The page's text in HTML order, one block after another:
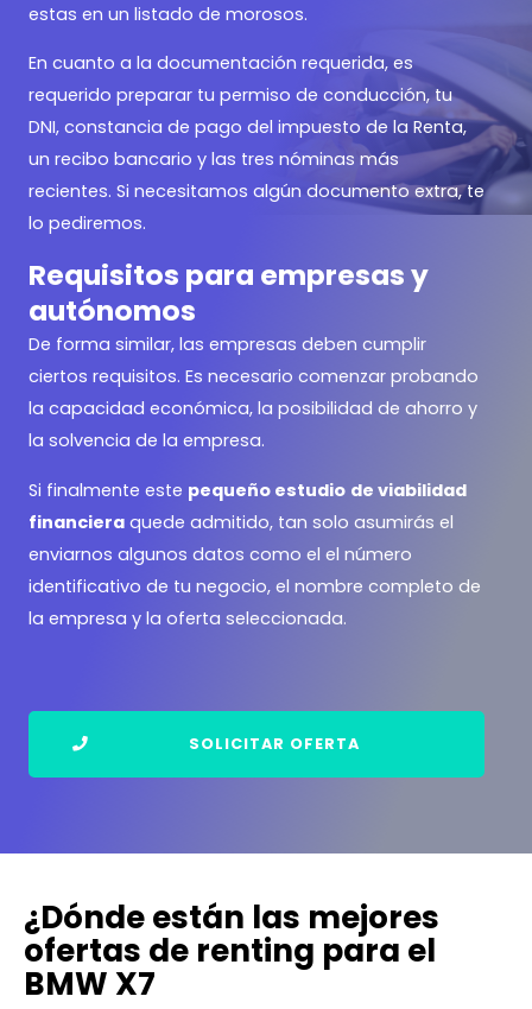
estas en un listado de morosos.
En cuanto a la documentación requerida, es
requerido preparar tu permiso de conducción, tu
DNI, constancia de pago del impuesto de la Renta,
un recibo bancario y las tres nóminas más
recientes. Si necesitamos algún documento extra, te
lo pediremos.
Requisitos para empresas y
autónomos
De forma similar, las empresas deben cumplir
ciertos requisitos. Es necesario comenzar probando
la capacidad económica, la posibilidad de ahorro y
la solvencia de la empresa.
Si finalmente este pequeño estudio de viabilidad
financiera quede admitido, tan solo asumirás el
enviarnos algunos datos como el el número
identificativo de tu negocio, el nombre completo de
la empresa y la oferta seleccionada.
SOLICITAR OFERTA
¿Dónde están las mejores
ofertas de renting para el
BMW X7